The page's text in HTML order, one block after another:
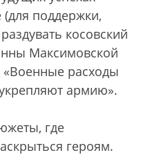
(для поддержки,
косовский
Максимовской
расходы
армию».
где
героям.